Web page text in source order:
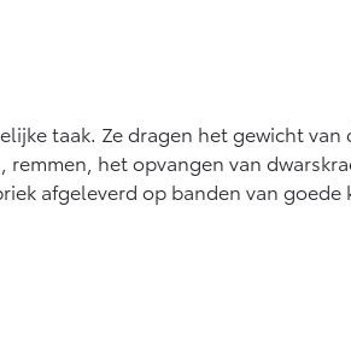
taak. Ze dragen het gewicht
het opvangen van
afgeleverd op banden van